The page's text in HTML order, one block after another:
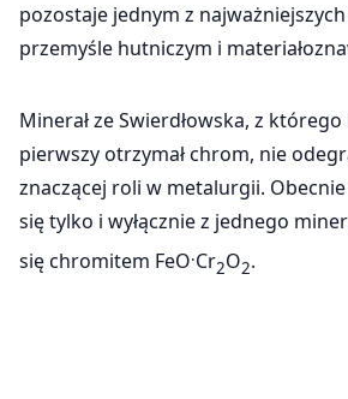
pozostaje jednym z
przemyśle hutniczym i
Minerał ze Swierdłowska, z
pierwszy otrzymał chrom, nie
znaczącej roli w metalurgii.
się tylko i wyłącznie z jednego
się chromitem FeO.Cr2O2.